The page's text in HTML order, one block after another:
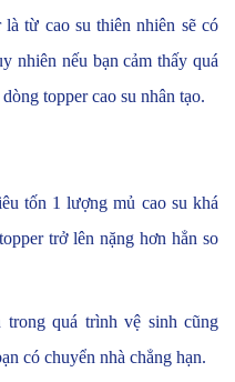
từ cao su thiên nhiên sẽ có
nhiên nếu bạn cảm thấy quá
topper cao su nhân tạo.
tốn 1 lượng mủ cao su khá
trở lên nặng hơn hẳn so
quá trình vệ sinh cũng
có chuyển nhà chẳng hạn.